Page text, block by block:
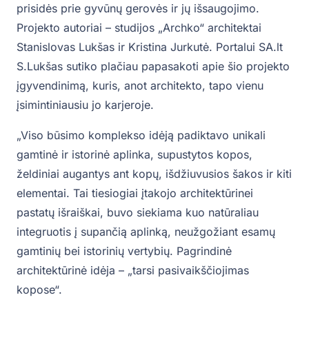
prisidės prie gyvūnų gerovės ir jų išsaugojimo.
Projekto autoriai – studijos „Archko“ architektai
Stanislovas Lukšas ir Kristina Jurkutė. Portalui SA.lt
S.Lukšas sutiko plačiau papasakoti apie šio projekto
įgyvendinimą, kuris, anot architekto, tapo vienu
įsimintiniausiu jo karjeroje.
„Viso būsimo komplekso idėją padiktavo unikali
gamtinė ir istorinė aplinka, supustytos kopos,
želdiniai augantys ant kopų, išdžiuvusios šakos ir kiti
elementai. Tai tiesiogiai įtakojo architektūrinei
pastatų išraiškai, buvo siekiama kuo natūraliau
integruotis į supančią aplinką, neužgožiant esamų
gamtinių bei istorinių vertybių. Pagrindinė
architektūrinė idėja – „tarsi pasivaikščiojimas
kopose“.